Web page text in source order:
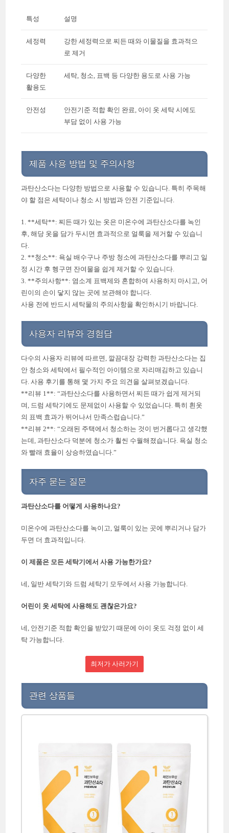
특성 설명
세정력
강한 세정력으로 찌든 때와 이물질을 효과적으
로 제거
다양한
활용도
세탁, 청소, 표백 등 다양한 용도로 사용 가능
안전성
안전기준 적합 확인 완료, 아이 옷 세탁 시에도
부담 없이 사용 가능
제품 사용 방법 및 주의사항
과탄산소다는 다양한 방법으로 사용할 수 있습니다. 특히 주목해
야 할 점은 세탁이나 청소 시 방법과 안전 기준입니다.
1. **세탁**: 찌든 때가 있는 옷은 미온수에 과탄산소다를 녹인
후, 해당 옷을 담가 두시면 효과적으로 얼룩을 제거할 수 있습니
다.
2. **청소**: 욕실 배수구나 주방 청소에 과탄산소다를 뿌리고 일
정 시간 후 헹구면 잔여물을 쉽게 제거할 수 있습니다.
3. **주의사항**: 염소계 표백제와 혼합하여 사용하지 마시고, 어
린이의 손이 닿지 않는 곳에 보관해야 합니다.
사용 전에 반드시 세탁물의 주의사항을 확인하시기 바랍니다.
사용자 리뷰와 경험담
다수의 사용자 리뷰에 따르면, 깔끔대장 강력한 과탄산소다는 집
안 청소와 세탁에서 필수적인 아이템으로 자리매김하고 있습니
다. 사용 후기를 통해 몇 가지 주요 의견을 살펴보겠습니다.
**리뷰 1**: “과탄산소다를 사용하면서 찌든 때가 쉽게 제거되
며, 드럼 세탁기에도 문제없이 사용할 수 있었습니다. 특히 흰옷
의 표백 효과가 뛰어나서 만족스럽습니다.”
**리뷰 2**: “오래된 주택에서 청소하는 것이 번거롭다고 생각했
는데, 과탄산소다 덕분에 청소가 훨씬 수월해졌습니다. 욕실 청소
와 빨래 효율이 상승하였습니다.”
자주 묻는 질문
과탄산소다를 어떻게 사용하나요?
미온수에 과탄산소다를 녹이고, 얼룩이 있는 곳에 뿌리거나 담가
두면 더 효과적입니다.
이 제품은 모든 세탁기에서 사용 가능한가요?
네, 일반 세탁기와 드럼 세탁기 모두에서 사용 가능합니다.
어린이 옷 세탁에 사용해도 괜찮은가요?
네, 안전기준 적합 확인을 받았기 때문에 아이 옷도 걱정 없이 세
탁 가능합니다.
최저가 사러가기
관련 상품들